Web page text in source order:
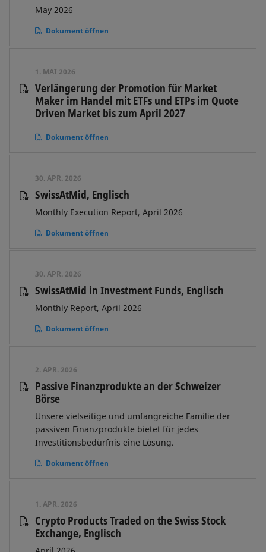
May 2026
Dokument öffnen
1. MAI 2026
Verlängerung der Promotion für Market
Maker im Handel mit ETFs und ETPs im Quote
Driven Market bis zum April 2027
Dokument öffnen
30. APR. 2026
SwissAtMid, Englisch
Monthly Execution Report, April 2026
Dokument öffnen
30. APR. 2026
SwissAtMid in Investment Funds, Englisch
Monthly Report, April 2026
Dokument öffnen
2. APR. 2026
Passive Finanzprodukte an der Schweizer
Börse
Unsere vielseitige und umfangreiche Familie der
passiven Finanzprodukte bietet für jedes
Investitionsbedürfnis eine Lösung.
Dokument öffnen
1. APR. 2026
Crypto Products Traded on the Swiss Stock
Exchange, Englisch